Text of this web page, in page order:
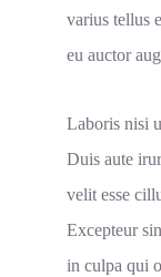
varius tellus
eu auctor
Laboris nisi
Duis aute
velit esse
Excepteur
in culpa qui